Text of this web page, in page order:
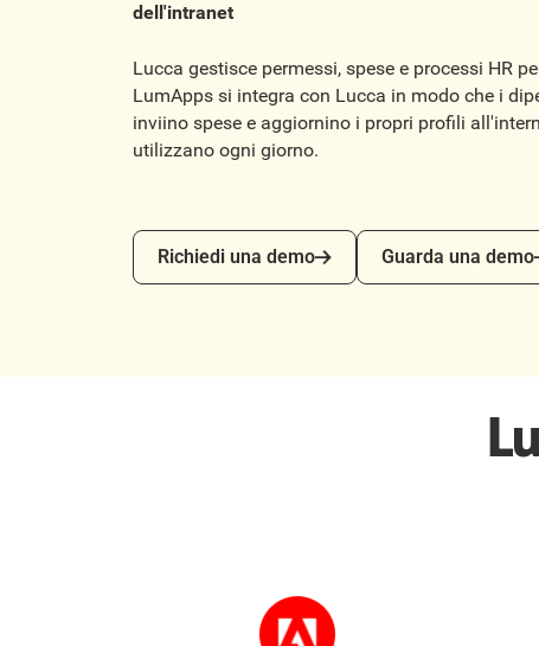
dell'intranet
Lucca gestisce permessi, spese e processi HR
LumApps si integra con Lucca in modo che i
inviino spese e aggiornino i propri profili
utilizzano ogni giorno.
Richiedi una demo
Richiedi una demo
Guarda una demo
Guarda una demo